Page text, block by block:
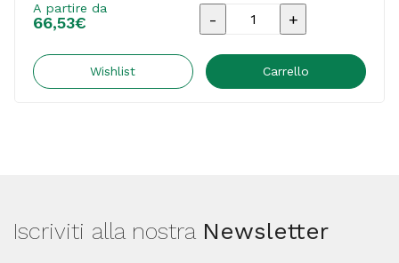
A partire da
66,53€
Ricoh
Vaschetta
C306/C406
Wishlist Carrello
Iscriviti alla nostra Newsletter